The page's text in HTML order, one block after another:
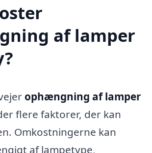
af lamper
ophængning af lamper
flere faktorer, der kan
Omkostningerne kan
af lampetype,